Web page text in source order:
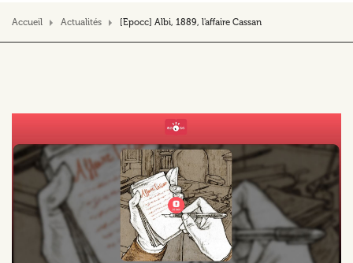
Accueil Actualités [Epocc] Albi, 1889, l'affaire Cassan